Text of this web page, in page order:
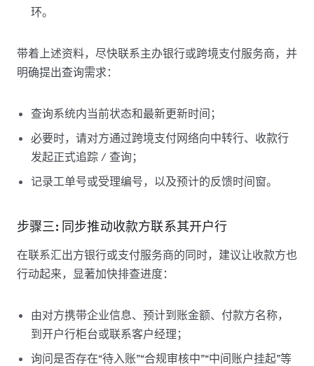
环。
带着上述资料，尽快联系主办银行或跨境支付服务商，并
明确提出查询需求：
查询系统内当前状态和最新更新时间；
必要时，请对方通过跨境支付网络向中转行、收款行
发起正式追踪 / 查询；
记录工单号或受理编号，以及预计的反馈时间窗。
步骤三: 同步推动收款方联系其开户行
在联系汇出方银行或支付服务商的同时，建议让收款方也
行动起来，显著加快排查进度：
由对方携带企业信息、预计到账金额、付款方名称，
到开户行柜台或联系客户经理；
询问是否存在“待入账”“合规审核中”“中间账户挂起”等